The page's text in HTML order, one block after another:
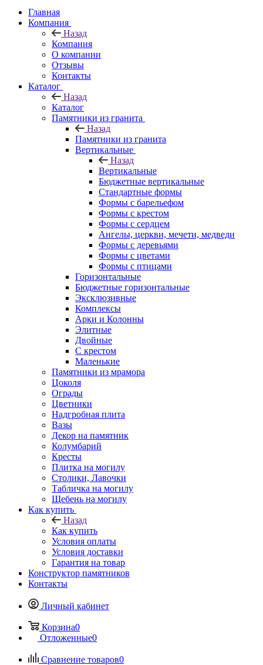
Главная
Компания
Назад
Компания
О компании
Отзывы
Контакты
Каталог
Назад
Каталог
Памятники из гранита
Назад
Памятники из гранита
Вертикальные
Назад
Вертикальные
Бюджетные вертикальные
Стандартные формы
Формы с барельефом
Формы с крестом
Формы с сердцем
Ангелы, церкви, мечети, медведи
Формы с деревьями
Формы с цветами
Формы с птицами
Горизонтальные
Бюджетные горизонтальные
Эксклюзивные
Комплексы
Арки и Колонны
Элитные
Двойные
С крестом
Маленькие
Памятники из мрамора
Цоколя
Ограды
Цветники
Надгробная плита
Вазы
Декор на памятник
Колумбарий
Кресты
Плитка на могилу
Столики, Лавочки
Табличка на могилу
Щебень на могилу
Как купить
Назад
Как купить
Условия оплаты
Условия доставки
Гарантия на товар
Конструктор памятников
Контакты
Личный кабинет
Корзина0
Отложенные0
Сравнение товаров0